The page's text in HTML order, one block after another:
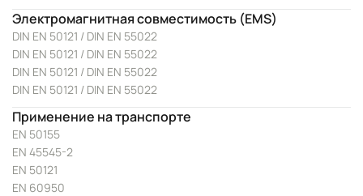
Электромагнитная совместимость (EMS)
DIN EN 50121 / DIN EN 55022
DIN EN 50121 / DIN EN 55022
DIN EN 50121 / DIN EN 55022
DIN EN 50121 / DIN EN 55022
Применение на транспорте
EN 50155
EN 45545-2
EN 50121
EN 60950